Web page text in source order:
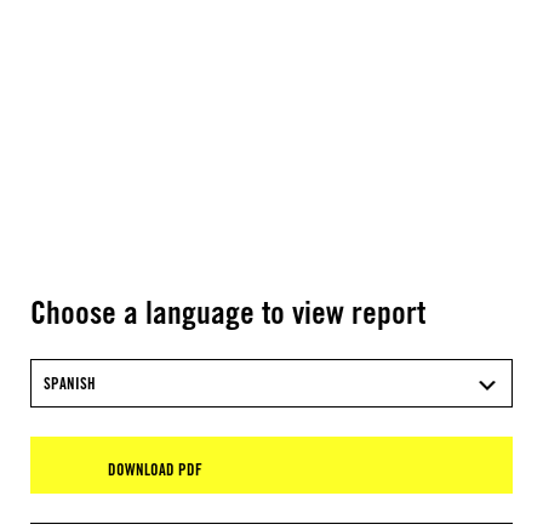
Choose a language to view report
SPANISH
DOWNLOAD PDF